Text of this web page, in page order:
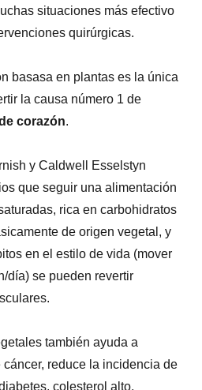
situaciones más efectivo
quirúrgicas.
basasa en plantas es la única
la causa número 1 de
corazón.
y Caldwell Esselstyn
que seguir una alimentación
rica en carbohidratos
de origen vegetal, y
en el estilo de vida (mover
día) se pueden revertir
también ayuda a
reduce la incidencia de
colesterol alto,